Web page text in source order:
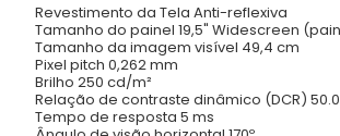
Revestimento da Tela Anti-reflexiva
Tamanho do painel 19,5" Widescreen
Tamanho da imagem visível 49,4 cm
Pixel pitch 0,262 mm
Brilho 250 cd/m²
Relação de contraste dinâmico (DCR)
Tempo de resposta 5 ms